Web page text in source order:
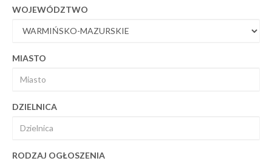
WOJEWÓDZTWO
MIASTO
DZIELNICA
RODZAJ OGŁOSZENIA